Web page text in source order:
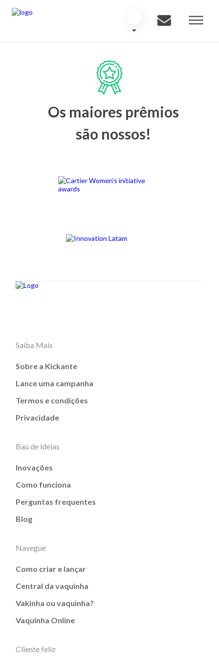
Os maiores prêmios
são nossos!
Saiba Mais
Sobre a Kickante
Lance uma campanha
Termos e condições
Privacidade
Baú de ideias
Inovações
Como funciona
Perguntas frequentes
Blog
Navegue
Como criar e lançar
Central da vaquinha
Vakinha ou vaquinha?
Vaquinha Online
Cliente feliz